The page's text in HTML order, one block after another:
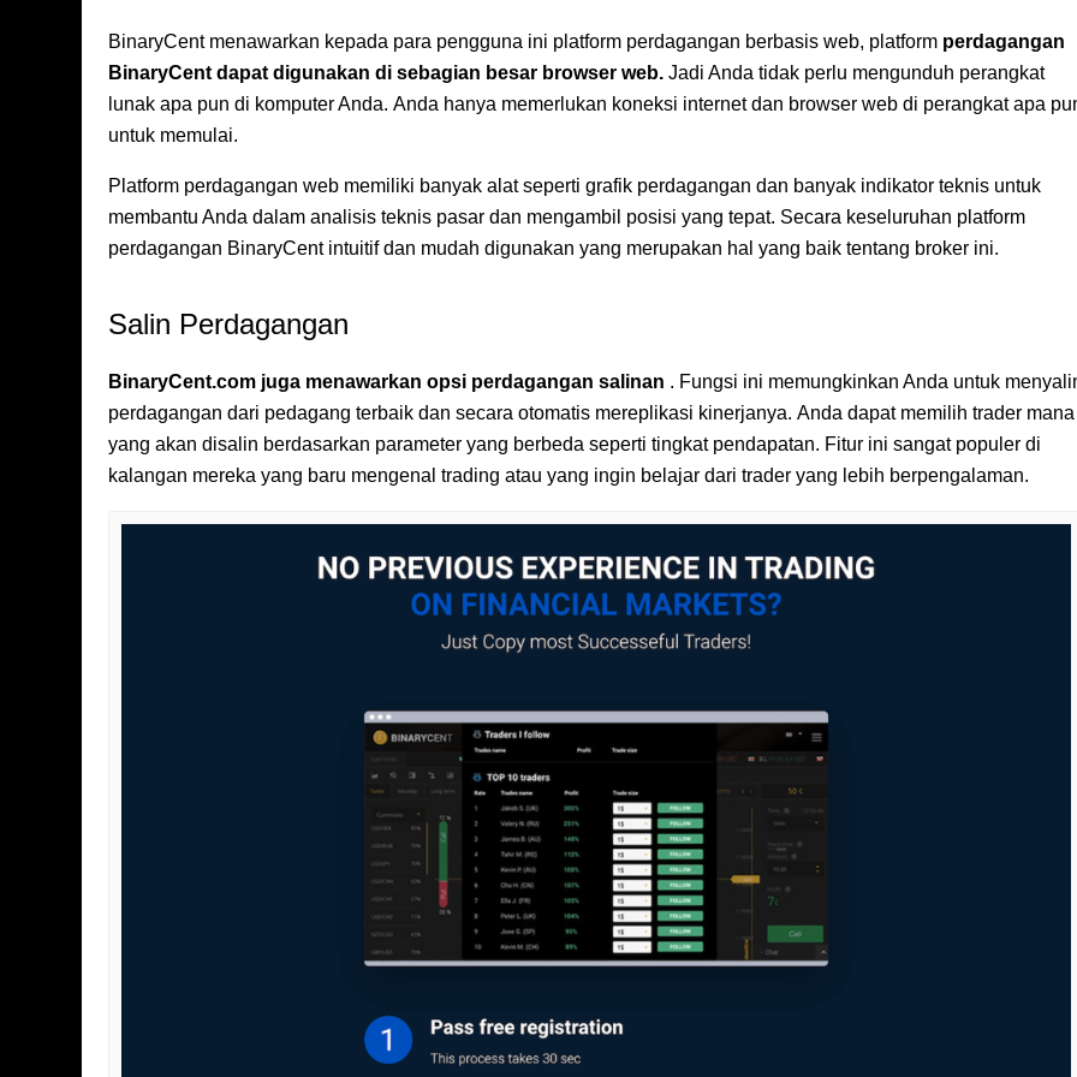
BinaryCent menawarkan kepada para pengguna ini platform perdagangan berbasis web, platform perdagangan
BinaryCent dapat digunakan di sebagian besar browser web. Jadi Anda tidak perlu mengunduh perangkat
lunak apa pun di komputer Anda. Anda hanya memerlukan koneksi internet dan browser web di perangkat apa
untuk memulai.
Platform perdagangan web memiliki banyak alat seperti grafik perdagangan dan banyak indikator teknis untuk
membantu Anda dalam analisis teknis pasar dan mengambil posisi yang tepat. Secara keseluruhan platform
perdagangan BinaryCent intuitif dan mudah digunakan yang merupakan hal yang baik tentang broker ini.
Salin Perdagangan
BinaryCent.com juga menawarkan opsi perdagangan salinan . Fungsi ini memungkinkan Anda untuk
perdagangan dari pedagang terbaik dan secara otomatis mereplikasi kinerjanya. Anda dapat memilih trader mana
yang akan disalin berdasarkan parameter yang berbeda seperti tingkat pendapatan. Fitur ini sangat populer di
kalangan mereka yang baru mengenal trading atau yang ingin belajar dari trader yang lebih berpengalaman.